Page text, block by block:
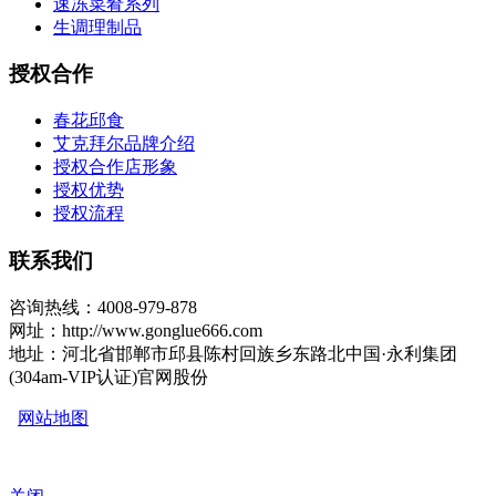
生调理制品
授权合作
春花邱食
艾克拜尔品牌介绍
授权合作店形象
授权优势
授权流程
联系我们
咨询热线：4008-979-878
网址：http://www.gonglue666.com
地址：河北省邯郸市邱县陈村回族乡东路北中国·永利集团
(304am-VIP认证)官网股份
网站地图